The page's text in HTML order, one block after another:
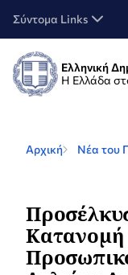
Σύντομα Links
Ελληνική
Η Ελλάδα
Αρχική Νέα του
Κατανομή